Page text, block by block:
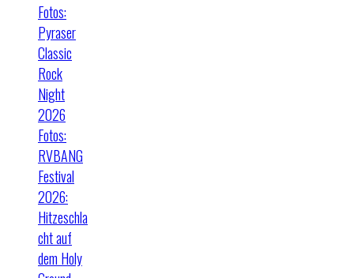
Fotos:
Pyraser
Classic
Rock
Night
2026
Fotos:
RVBANG
Festival
2026:
Hitzeschla
cht auf
dem Holy